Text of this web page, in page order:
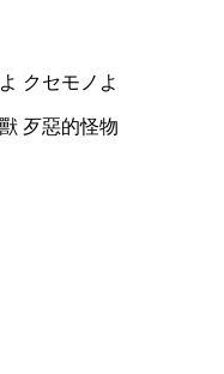
クセモノよ
歹惡的怪物